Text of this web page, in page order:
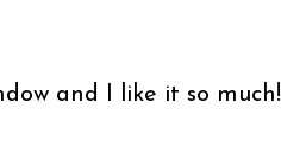
and I like it so much!